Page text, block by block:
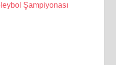
Şampiyonası